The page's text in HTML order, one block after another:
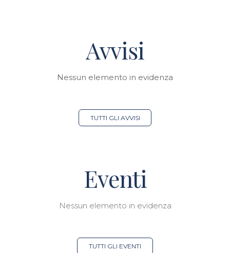
Avvisi
Nessun elemento in evidenza
TUTTI GLI AVVISI
Eventi
Nessun elemento in evidenza
TUTTI GLI EVENTI